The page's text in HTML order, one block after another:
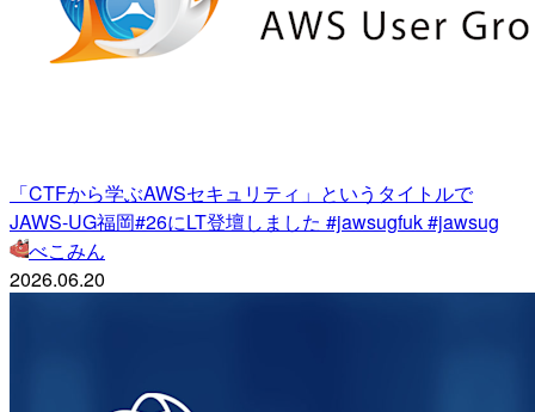
「CTFから学ぶAWSセキュリティ」というタイトルで
JAWS-UG福岡#26にLT登壇しました #jawsugfuk #jawsug
べこみん
2026.06.20